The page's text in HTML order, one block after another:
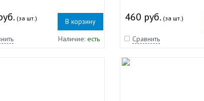
(за шт.)
В корзину
Наличие: есть
460 руб. (за шт.)
Сравнить